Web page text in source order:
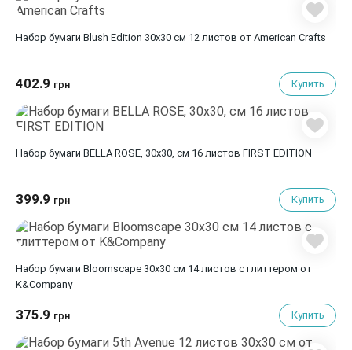
Набор бумаги Blush Edition 30х30 см 12 листов от American Crafts
402.9 грн Купить
Набор бумаги BELLA ROSE, 30x30, см 16 листов FIRST EDITION
399.9 грн Купить
Набор бумаги Bloomscape 30х30 см 14 листов с глиттером от
K&Company
375.9 грн Купить